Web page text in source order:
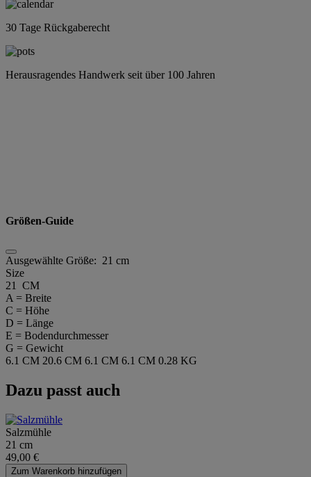
30 Tage Rückgaberecht
Herausragendes Handwerk seit über 100 Jahren
Größen-Guide
Ausgewählte Größe: 21 cm
Size
21 CM
A = Breite
C = Höhe
D = Länge
E = Bodendurchmesser
G = Gewicht
6.1 CM 20.6 CM 6.1 CM 6.1 CM 0.28 KG
Dazu passt auch
Salzmühle
21 cm
49,00 €
Zum Warenkorb hinzufügen